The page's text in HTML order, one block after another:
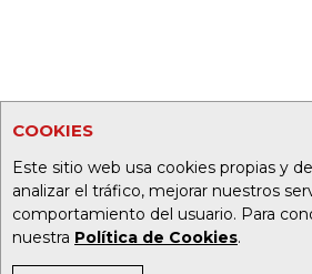
COOKIES
Este sitio web usa cookies propias y
analizar el tráfico, mejorar nuestros
comportamiento del usuario. Para
nuestra Política de Cookies.